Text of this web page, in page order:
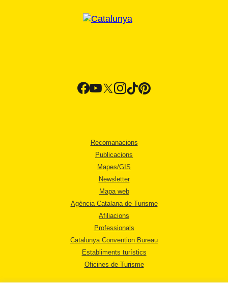
Recomanacions
Publicacions
Mapes/GIS
Newsletter
Mapa web
Agència Catalana de Turisme
Afiliacions
Professionals
Catalunya Convention Bureau
Establiments turístics
Oficines de Turisme